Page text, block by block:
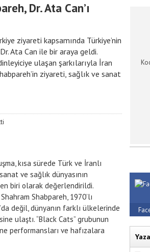
Dr. Ata Can’ı
ziyareti kapsamında Türkiye’nin
Ata Can ile bir araya geldi.
ulaşan şarkılarıyla İran
ziyareti, sağlık ve sanat
kısa sürede Türk ve İranlı
ve sağlık dünyasının
biri olarak değerlendirildi.
Shabpareh, 1970’lı
değil, dünyanın farklı ülkelerinde
ulaştı. “Black Cats” grubunun
performansları ve hafızalara